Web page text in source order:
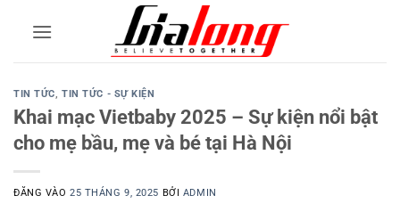
TIN TỨC,TIN TỨC - SỰ KIỆN
Khai mạc Vietbaby 2025 – Sự kiện nổi bật
cho mẹ bầu, mẹ và bé tại Hà Nội
ĐĂNG VÀO25 THÁNG 9, 2025 BỞI ADMIN